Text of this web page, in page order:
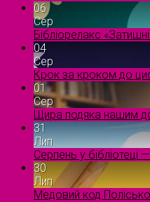
06
Сер
Бібліорелакс
04
Сер
Крок за кроком до
01
Сер
Щира подяка нашим
31
Лип
Серпень у бібліотеці
30
Лип
Медовий код